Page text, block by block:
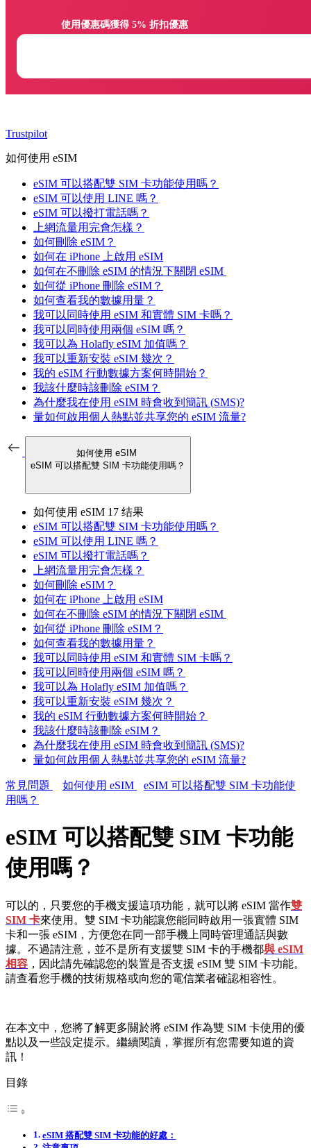
Trustpilot
如何使用 eSIM
​​eSIM 可以搭配雙 SIM 卡功能使用嗎？
eSIM 可以使用 LINE 嗎？
eSIM 可以撥打電話嗎？
上網流量用完會怎樣？
如何刪除 eSIM？
如何在 iPhone 上啟用 eSIM
如何在不刪除 eSIM 的情況下關閉 eSIM
如何從 iPhone 刪除 eSIM？
如何查看我的數據用量？
我可以同時使用 eSIM 和實體 SIM 卡嗎？
我可以同時使用兩個 eSIM 嗎？
我可以為 Holafly eSIM 加值嗎？
我可以重新安裝 eSIM 幾次？
我的 eSIM 行動數據方案何時開始？
我該什麼時該刪除 eSIM？
為什麼我在使用 eSIM 時會收到簡訊 (SMS)?
量如何啟用個人熱點並共享您的 eSIM 流量?
如何使用 eSIM
​​eSIM 可以搭配雙 SIM 卡功能使用嗎？
如何使用 eSIM 17 结果
​​eSIM 可以搭配雙 SIM 卡功能使用嗎？
eSIM 可以使用 LINE 嗎？
eSIM 可以撥打電話嗎？
上網流量用完會怎樣？
如何刪除 eSIM？
如何在 iPhone 上啟用 eSIM
如何在不刪除 eSIM 的情況下關閉 eSIM
如何從 iPhone 刪除 eSIM？
如何查看我的數據用量？
我可以同時使用 eSIM 和實體 SIM 卡嗎？
我可以同時使用兩個 eSIM 嗎？
我可以為 Holafly eSIM 加值嗎？
我可以重新安裝 eSIM 幾次？
我的 eSIM 行動數據方案何時開始？
我該什麼時該刪除 eSIM？
為什麼我在使用 eSIM 時會收到簡訊 (SMS)?
量如何啟用個人熱點並共享您的 eSIM 流量?
常見問題 如何使用 eSIM
​​eSIM 可以搭配雙 SIM 卡功能使
用嗎？
​​eSIM 可以搭配雙 SIM 卡功能
使用嗎？
可以的，只要您的手機支援這項功能，就可以將 eSIM 當作雙
SIM 卡來使用。雙 SIM 卡功能讓您能同時啟用一張實體 SIM
卡和一張 eSIM，方便您在同一部手機上同時管理通話與數
據。不過請注意，並不是所有支援雙 SIM 卡的手機都與 eSIM
相容 ，因此請先確認您的裝置是否支援 eSIM 雙 SIM 卡功能。
請查看您手機的技術規格或向您的電信業者確認相容性。
在本文中，您將了解更多關於將 eSIM 作為雙 SIM 卡使用的優
點以及一些設定提示。繼續閱讀，掌握所有您需要知道的資
訊！
目錄
eSIM 搭配雙 SIM 卡功能的好處：